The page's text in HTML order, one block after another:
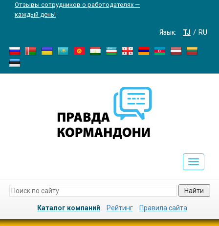
Отзывы сотрудников о работодателях —
каждый день!
Язык: TJ RU
Toggle
Найти
Каталог компаний Рейтинг Правила сайта